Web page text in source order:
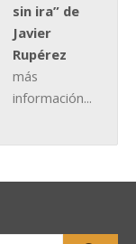
sin ira” de
Javier
Rupérez
más
información...